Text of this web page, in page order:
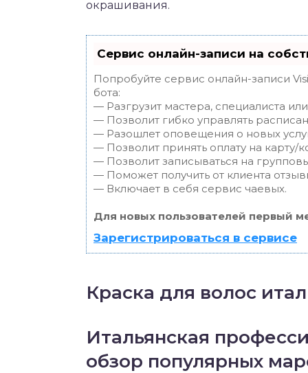
окрашивания.
Сервис онлайн-записи на
Попробуйте сервис онлайн-записи
бота:
— Разгрузит мастера, специалиста
— Позволит гибко управлять
— Разошлет оповещения о новых
— Позволит принять оплату на карту/
— Позволит записываться на
— Поможет получить от клиента
— Включает в себя сервис чаевых.
Для новых пользователей первый
Зарегистрироваться в сервисе
Краска для волос
Итальянская
обзор популярных